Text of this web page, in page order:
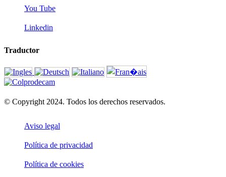
You Tube
Linkedin
Traductor
© Copyright 2024. Todos los derechos reservados.
Aviso legal
Política de privacidad
Política de cookies